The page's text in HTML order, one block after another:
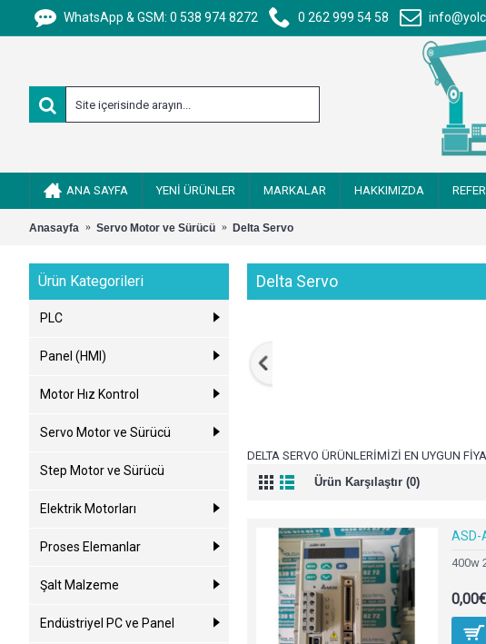
WhatsApp & GSM: 0 538 974 8272 0 262 999 54 58
ANA SAYFA YENİ ÜRÜNLER MARKALAR HAKKIMIZDA
Anasayfa Servo Motor ve Sürücü Delta Servo
Ürün Kategorileri
PLC
Panel (HMI)
Motor Hız Kontrol
Servo Motor ve Sürücü
Step Motor ve Sürücü
Elektrik Motorları
Proses Elemanlar
Şalt Malzeme
Endüstriyel PC ve Panel
Delta Servo
DELTA SERVO ÜRÜNLERİMİZİ EN UYGUN
Ürün Karşılaştır (0)
ASD-
400w
0,00€